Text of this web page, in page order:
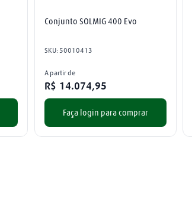
Conjunto SOLMIG 400 Evo
SKU: 50010413
A partir de
R$ 14.074,95
Faça login para comprar